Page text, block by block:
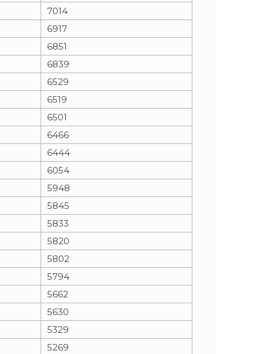
7014
6917
6851
6839
6529
6519
6501
6466
6444
6054
5948
5845
5833
5820
5802
5794
5662
5630
5329
5269